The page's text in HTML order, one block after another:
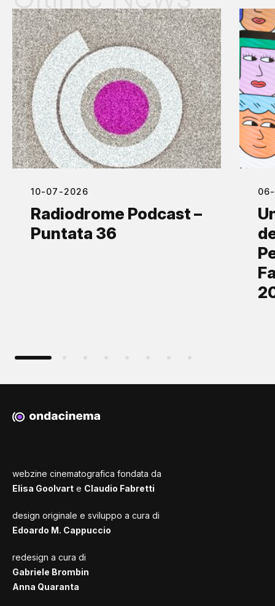
10-07-2026
Radiodrome Podcast –
Puntata 36
webzine cinematografica fondata da
Elisa Goolvart e Claudio Fabretti
design originale e sviluppo a cura di
Edoardo M. Cappuccio
redesign a cura di
Gabriele Brombin
Anna Quaranta